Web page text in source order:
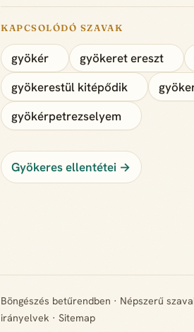
KAPCSOLÓDÓ SZAVAK
gyökér gyökeret ereszt
gyökerestül kitépődik
gyökérpetrezselyem
Gyökeres ellentétei →
Böngészés betűrendben · Népszerű
irányelvek · Sitemap